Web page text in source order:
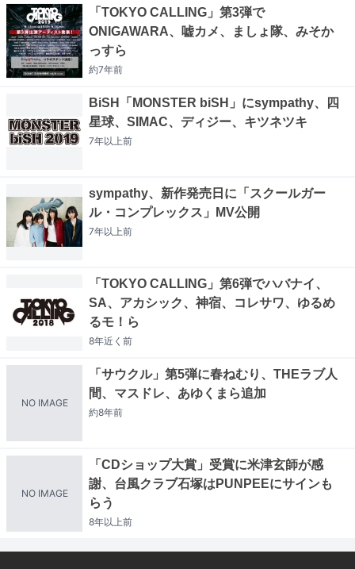
「TOKYO CALLING」第3弾で
ONIGAWARA、嘘カメ、ましょ隊、みそか
っすら
約7年前
BiSH「MONSTER biSH」にsympathy、四
星球、SIMAC、ディジー、キツネツキ
7年以上前
sympathy、新作発売日に「スクールガー
ル・コンプレックス」MV公開
7年以上前
「TOKYO CALLING」第6弾でハバナイ、
SA、アカシック、神宿、コレサワ、ゆるめ
るモ！ら
8年近く 前
NO IMAGE
「サウクル」第5弾に春ねむり、THEラブ人
間、マスドレ、あゆくまら追加
約8年前
NO IMAGE
「CDショップ大賞」受賞に米津玄師が感
謝、台風クラブ石塚はPUNPEEにサインも
らう
8年以上前